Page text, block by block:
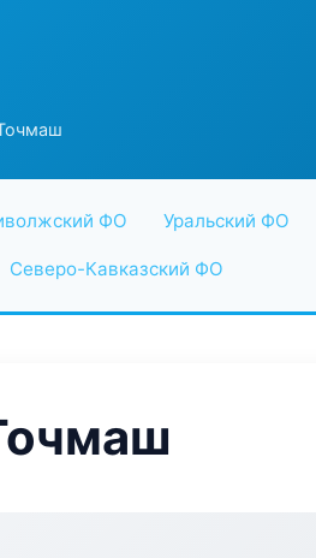
ФО Уральский ФО
Северо-Кавказский ФО